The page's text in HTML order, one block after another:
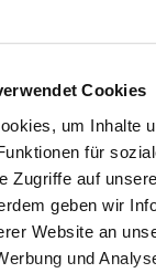
Cookies
um Inhalte
für
Zugriffe auf
geben wir
Website an
und
ihre
informieren
Rippert, Tel.: